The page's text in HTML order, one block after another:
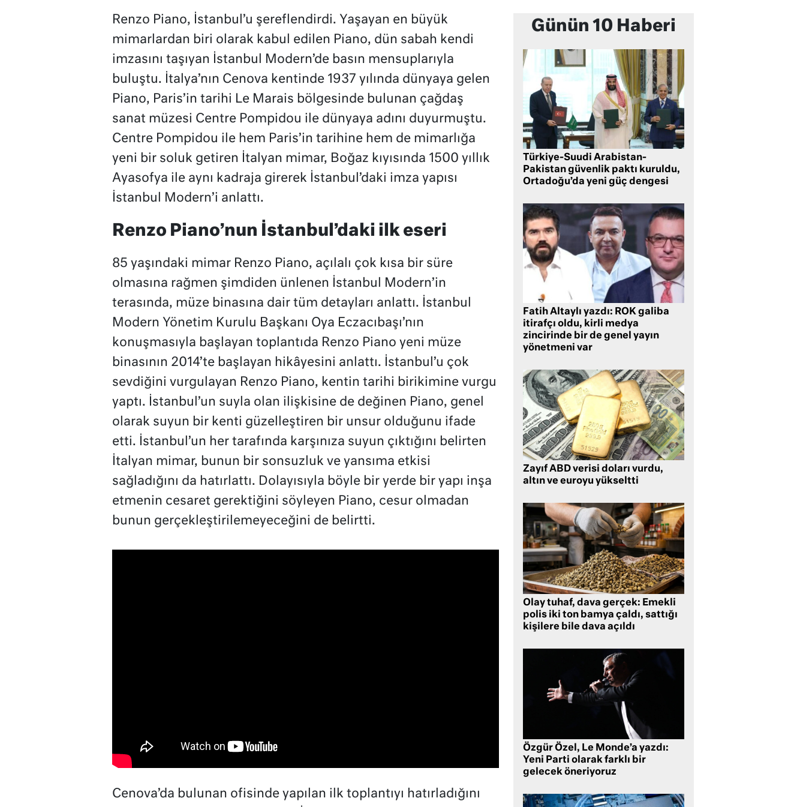
Renzo Piano, İstanbul’u şereflendirdi. Yaşayan en büyük
mimarlardan biri olarak kabul edilen Piano, dün sabah kendi
imzasını taşıyan İstanbul Modern’de basın mensuplarıyla
buluştu. İtalya’nın Cenova kentinde 1937 yılında dünyaya gelen
Piano, Paris’in tarihi Le Marais bölgesinde bulunan çağdaş
sanat müzesi Centre Pompidou ile dünyaya adını duyurmuştu.
Centre Pompidou ile hem Paris’in tarihine hem de mimarlığa
yeni bir soluk getiren İtalyan mimar, Boğaz kıyısında 1500 yıllık
Ayasofya ile aynı kadraja girerek İstanbul’daki imza yapısı
İstanbul Modern’i anlattı.
Renzo Piano’nun İstanbul’daki ilk eseri
85 yaşındaki mimar Renzo Piano, açılalı çok kısa bir süre
olmasına rağmen şimdiden ünlenen İstanbul Modern’in
terasında, müze binasına dair tüm detayları anlattı. İstanbul
Modern Yönetim Kurulu Başkanı Oya Eczacıbaşı’nın
konuşmasıyla başlayan toplantıda Renzo Piano yeni müze
binasının 2014’te başlayan hikâyesini anlattı. İstanbul’u çok
sevdiğini vurgulayan Renzo Piano, kentin tarihi birikimine vurgu
yaptı. İstanbul’un suyla olan ilişkisine de değinen Piano, genel
olarak suyun bir kenti güzelleştiren bir unsur olduğunu ifade
etti. İstanbul’un her tarafında karşınıza suyun çıktığını belirten
İtalyan mimar, bunun bir sonsuzluk ve yansıma etkisi
sağladığını da hatırlattı. Dolayısıyla böyle bir yerde bir yapı inşa
etmenin cesaret gerektiğini söyleyen Piano, cesur olmadan
bunun gerçekleştirilemeyeceğini de belirtti.
Cenova’da bulunan ofisinde yapılan ilk toplantıyı hatırladığını
Günün 10 Haberi
Türkiye-Suudi Arabistan-
Pakistan güvenlik paktı kuruldu,
Ortadoğu’da yeni güç dengesi
Fatih Altaylı yazdı: ROK galiba
itirafçı oldu, kirli medya
zincirinde bir de genel yayın
yönetmeni var
Zayıf ABD verisi doları vurdu,
altın ve euroyu yükseltti
Olay tuhaf, dava gerçek: Emekli
polis iki ton bamya çaldı, sattığı
kişilere bile dava açıldı
Özgür Özel, Le Monde’a yazdı:
Yeni Parti olarak farklı bir
gelecek öneriyoruz